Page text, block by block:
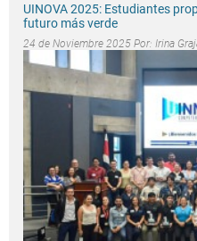
UINOVA 2025: Estudiantes
futuro más verde
24 de Noviembre 2025 Por: Irina